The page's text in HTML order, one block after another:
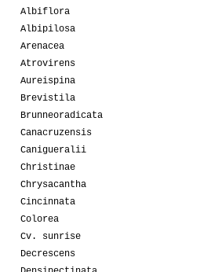
Albiflora
Albipilosa
Arenacea
Atrovirens
Aureispina
Brevistila
Brunneoradicata
Canacruzensis
Canigueralii
Christinae
Chrysacantha
Cincinnata
Colorea
Cv. sunrise
Decrescens